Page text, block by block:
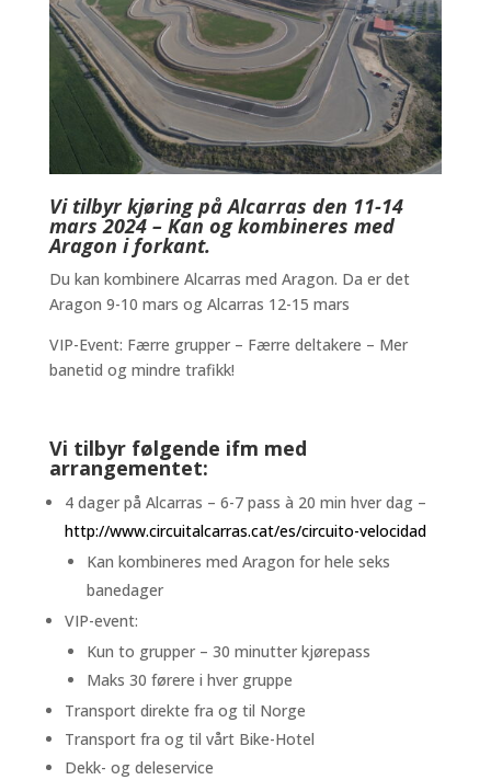
Vi tilbyr kjøring på Alcarras den 11-14
mars 2024 – Kan og kombineres med
Aragon i forkant.
Du kan kombinere Alcarras med Aragon. Da er det
Aragon 9-10 mars og Alcarras 12-15 mars
VIP-Event: Færre grupper – Færre deltakere – Mer
banetid og mindre trafikk!
Vi tilbyr følgende ifm med
arrangementet:
4 dager på Alcarras – 6-7 pass à 20 min hver dag –
http://www.circuitalcarras.cat/es/circuito-velocidad
Kan kombineres med Aragon for hele seks
banedager
VIP-event:
Kun to grupper – 30 minutter kjørepass
Maks 30 førere i hver gruppe
Transport direkte fra og til Norge
Transport fra og til vårt Bike-Hotel
Dekk- og deleservice